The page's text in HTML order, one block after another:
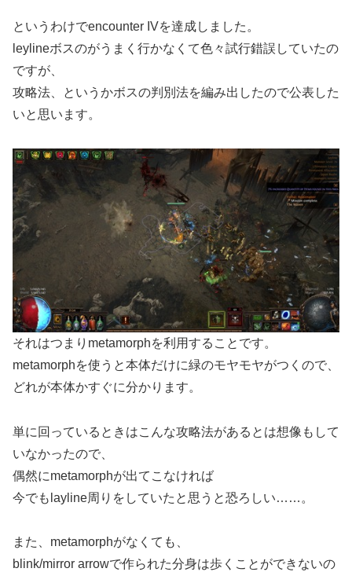
というわけでencounter IVを達成しました。
leylineボスのがうまく行かなくて色々試行錯誤していたの
ですが、
攻略法、というかボスの判別法を編み出したので公表した
いと思います。
それはつまりmetamorphを利用することです。
metamorphを使うと本体だけに緑のモヤモヤがつくので、
どれが本体かすぐに分かります。
単に回っているときはこんな攻略法があるとは想像もして
いなかったので、
偶然にmetamorphが出てこなければ
今でもlayline周りをしていたと思うと恐ろしい……。
また、metamorphがなくても、
blink/mirror arrowで作られた分身は歩くことができないの